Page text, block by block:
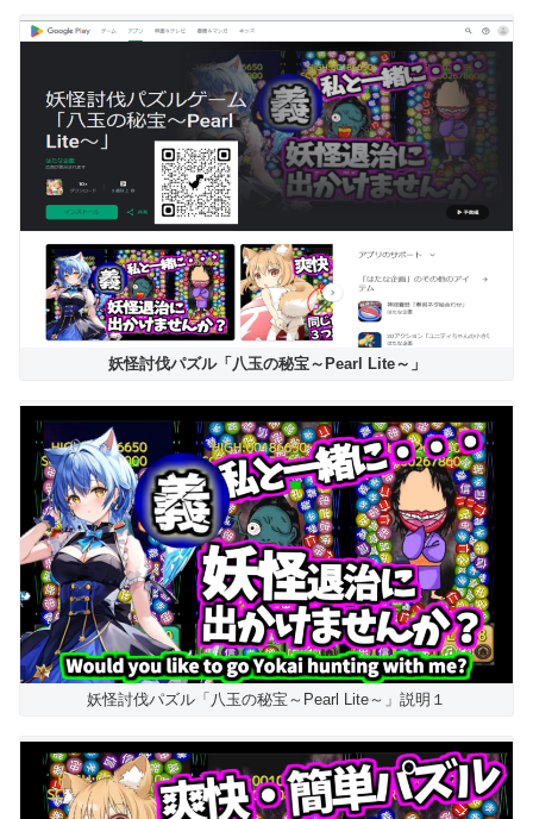
妖怪討伐パズル「八玉の秘宝～Pearl Lite～」
妖怪討伐パズル「八玉の秘宝～Pearl Lite～」説明１